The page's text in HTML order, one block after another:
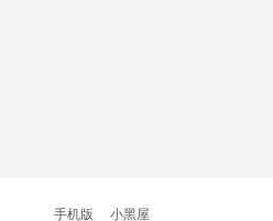
手机版 小黑屋